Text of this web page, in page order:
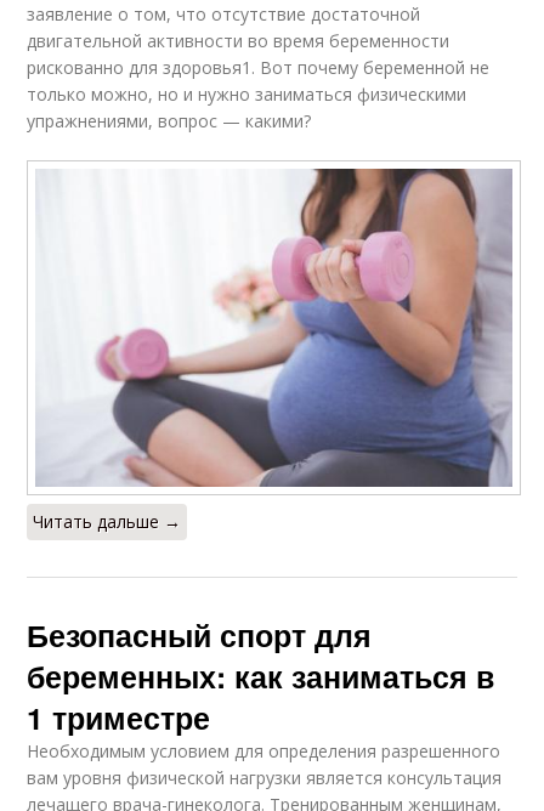
заявление о том, что отсутствие достаточной
двигательной активности во время беременности
рискованно для здоровья1. Вот почему беременной не
только можно, но и нужно заниматься физическими
упражнениями, вопрос — какими?
Читать дальше →
Безопасный спорт для
беременных: как заниматься в
1 триместре
Необходимым условием для определения разрешенного
вам уровня физической нагрузки является консультация
лечащего врача-гинеколога. Тренированным женщинам,